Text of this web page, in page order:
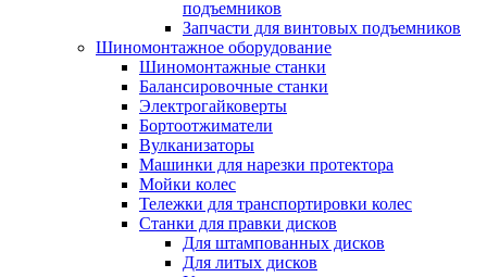
подъемников
Запчасти для винтовых подъемников
Шиномонтажное оборудование
Шиномонтажные станки
Балансировочные станки
Электрогайковерты
Бортоотжиматели
Вулканизаторы
Машинки для нарезки протектора
Мойки колес
Тележки для транспортировки колес
Станки для правки дисков
Для штампованных дисков
Для литых дисков